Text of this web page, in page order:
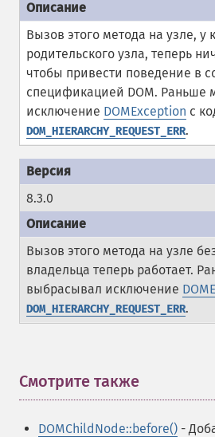
Вызов этого метода на узле, у
родительского узла, теперь
чтобы привести поведение в
спецификацией DOM. Раньше
исключение DOMException с
DOM_HIERARCHY_REQUEST_ERR.
8.3.0
Вызов этого метода на узле
владельца теперь работает.
выбрасывал исключение
DOM_HIERARCHY_REQUEST_ERR.
Смотрите также
DOMChildNode::before() -